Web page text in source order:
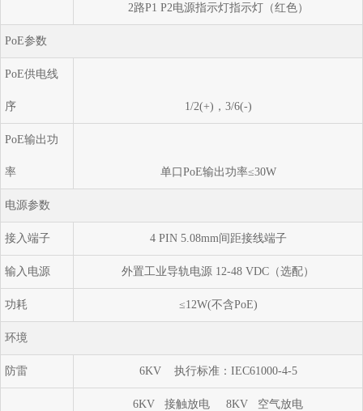
2路P1 P2电源指示灯指示灯（红色）
PoE参数
PoE供电线
序 1/2(+)，3/6(-)
PoE输出功
率 单口PoE输出功率≤30W
电源参数
接入端子 4 PIN 5.08mm间距接线端子
输入电源 外置工业导轨电源 12-48 VDC（选配）
功耗 ≤12W(不含PoE)
环境
防雷 6KV 执行标准：IEC61000-4-5
6KV 接触放电 8KV 空气放电